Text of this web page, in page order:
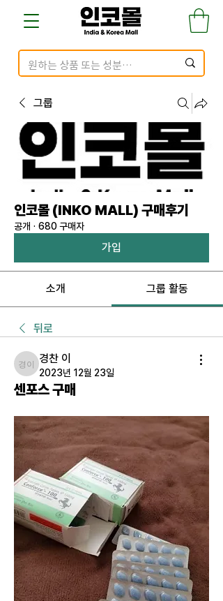
그룹
인코몰 (INKO MALL) 구매후기
공개 · 680 구매자
가입
소개 그룹 활동
뒤로
경찬 이
경찬 이
2023년 12월 23일
센포스 구매